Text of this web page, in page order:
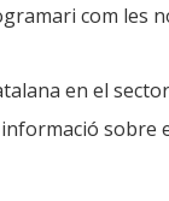
com les
en el
sobre